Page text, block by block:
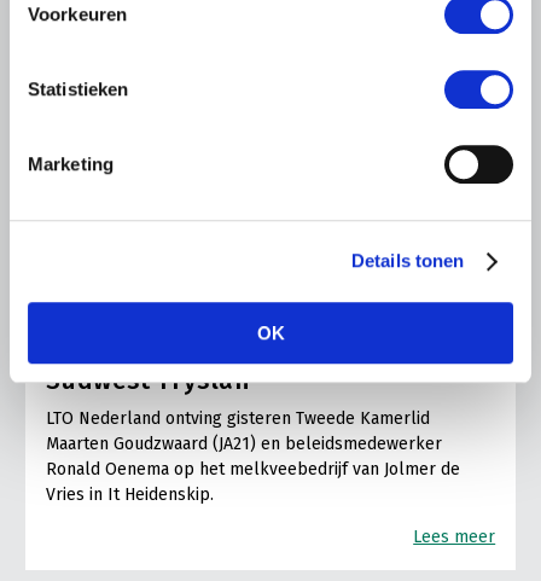
Voorkeuren
Statistieken
Marketing
Details tonen
OK
Kamerlid Goudzwaard (JA21)
bezoekt melkveehouderij in
Súdwest-Fryslân
LTO Nederland ontving gisteren Tweede Kamerlid
Maarten Goudzwaard (JA21) en beleidsmedewerker
Ronald Oenema op het melkveebedrijf van Jolmer de
Vries in It Heidenskip.
Lees meer